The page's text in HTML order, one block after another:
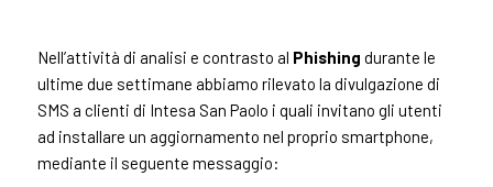
Nell’attività di analisi e contrasto al Phishing durante le
ultime due settimane abbiamo rilevato la divulgazione di
SMS a clienti di Intesa San Paolo i quali invitano gli utenti
ad installare un aggiornamento nel proprio smartphone,
mediante il seguente messaggio: